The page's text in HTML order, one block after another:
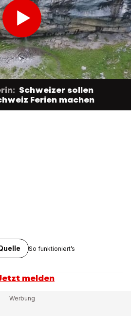
Schweizer sollen
Ferien machen
So funktioniert’s
melden